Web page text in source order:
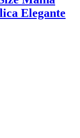
Elegante